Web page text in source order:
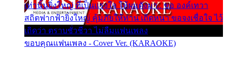
เท่านั้นยิ่งใหญ่ ที่เป็นแรงใจ ให้ผมดังมา.. ขอ องค์เทวา
สถิตฟากฟ้ายิ่งใหญ่ คุ้มภัยให้ท่าน เถิดหนา ขอจงเชื่อใจ ไว้
เถิดว่า ตราบชั่วชีวา ไม่ลืมแฟนเพลง
ขอบคุณแฟนเพลง - Cover Ver. (KARAOKE)